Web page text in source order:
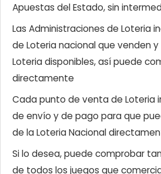
Apuestas del Estado, sin
Las Administraciones de Loteria
de Loteria nacional que venden
Loteria disponibles, así puede
directamente
Cada punto de venta de Loteria
de envío y de pago para que
de la Loteria Nacional
Si lo desea, puede comprobar
de todos los juegos que